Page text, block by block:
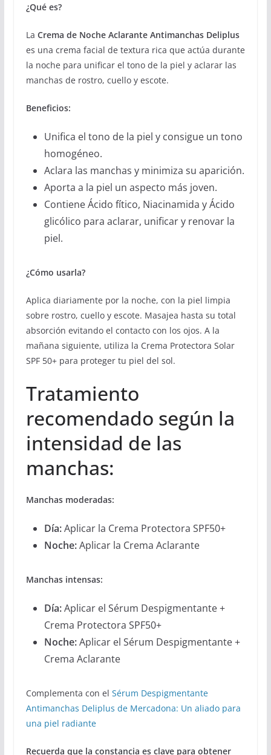
¿Qué es?
La Crema de Noche Aclarante Antimanchas Deliplus
es una crema facial de textura rica que actúa durante
la noche para unificar el tono de la piel y aclarar las
manchas de rostro, cuello y escote.
Beneficios:
Unifica el tono de la piel y consigue un tono
homogéneo.
Aclara las manchas y minimiza su aparición.
Aporta a la piel un aspecto más joven.
Contiene Ácido fítico, Niacinamida y Ácido
glicólico para aclarar, unificar y renovar la
piel.
¿Cómo usarla?
Aplica diariamente por la noche, con la piel limpia
sobre rostro, cuello y escote. Masajea hasta su total
absorción evitando el contacto con los ojos. A la
mañana siguiente, utiliza la Crema Protectora Solar
SPF 50+ para proteger tu piel del sol.
Tratamiento
recomendado según la
intensidad de las
manchas:
Manchas moderadas:
Día:Aplicar la Crema Protectora SPF50+
Noche:Aplicar la Crema Aclarante
Manchas intensas:
Día:Aplicar el Sérum Despigmentante +
Crema Protectora SPF50+
Noche:Aplicar el Sérum Despigmentante +
Crema Aclarante
Complementa con el Sérum Despigmentante
Antimanchas Deliplus de Mercadona: Un aliado para
una piel radiante
Recuerda que la constancia es clave para obtener